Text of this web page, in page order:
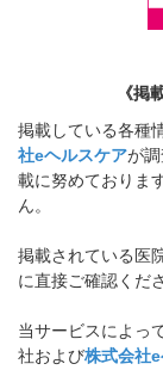
《掲
掲載している各種
社eヘルスケアが
載に努めておりま
ん。
掲載されている医
に直接ご確認くだ
当サービスによっ
社および株式会社